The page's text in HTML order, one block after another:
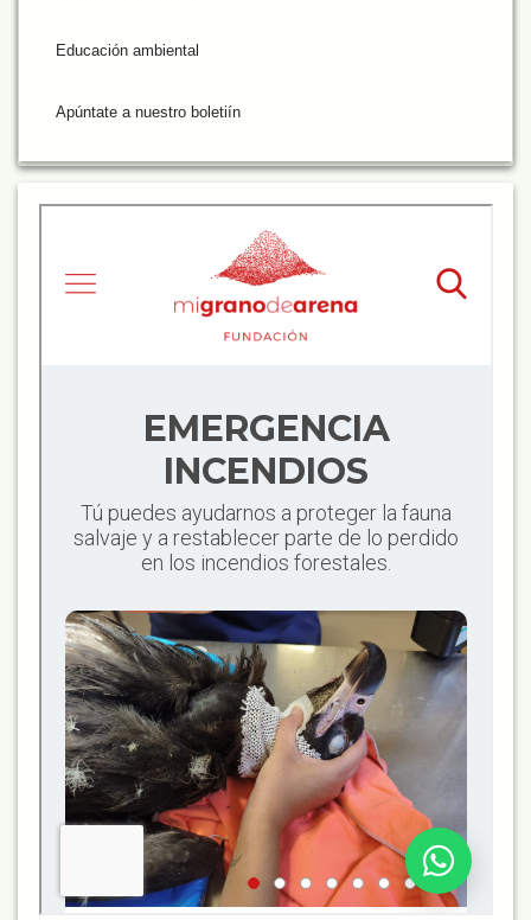
Educación ambiental
Apúntate a nuestro boletiín